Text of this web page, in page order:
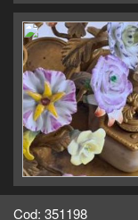
Cod: 351198